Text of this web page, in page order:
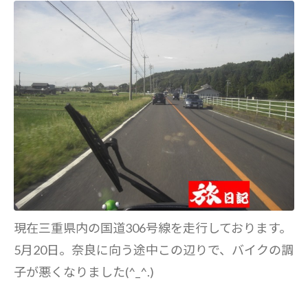
現在三重県内の国道306号線を走行しております。
5月20日。奈良に向う途中この辺りで、バイクの調
子が悪くなりました(^_^.)